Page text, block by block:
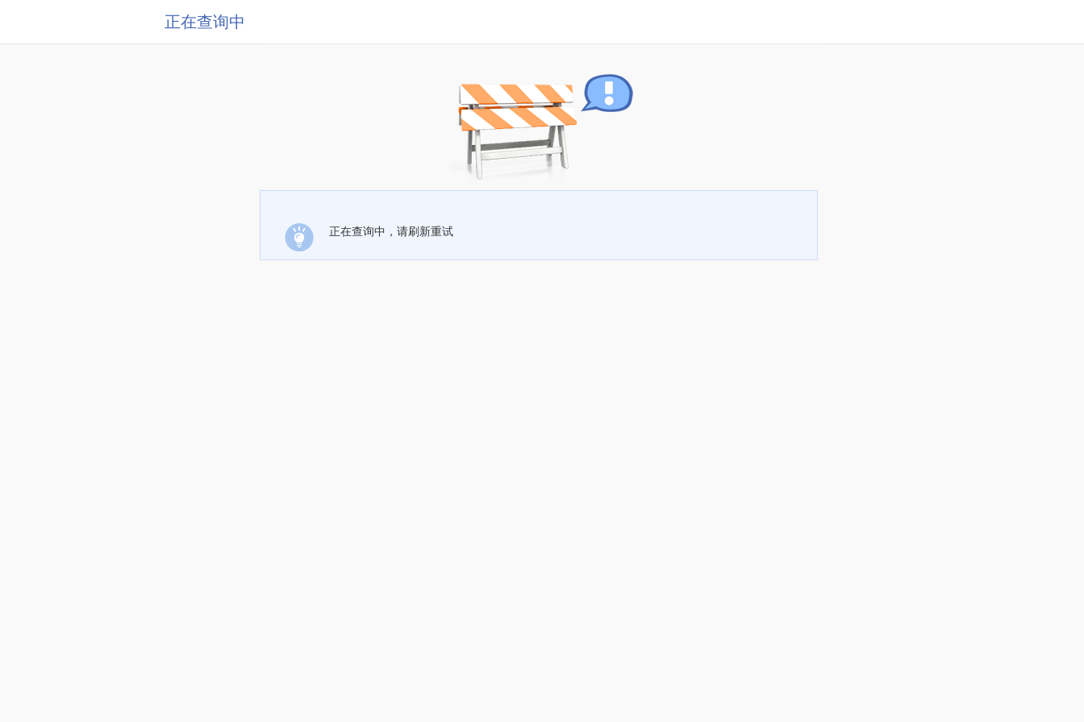
正在查询中
正在查询中，请刷新重试